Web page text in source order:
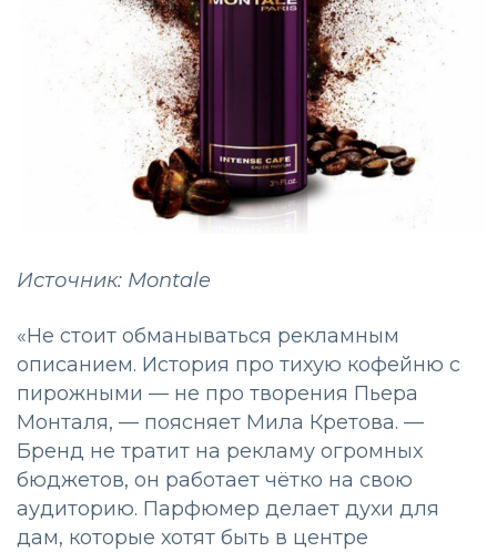
Источник: Montale
«Не стоит обманываться рекламным
описанием. История про тихую кофейню с
пирожными — не про творения Пьера
Монталя, — поясняет Мила Кретова. —
Бренд не тратит на рекламу огромных
бюджетов, он работает чётко на свою
аудиторию. Парфюмер делает духи для
дам, которые хотят быть в центре